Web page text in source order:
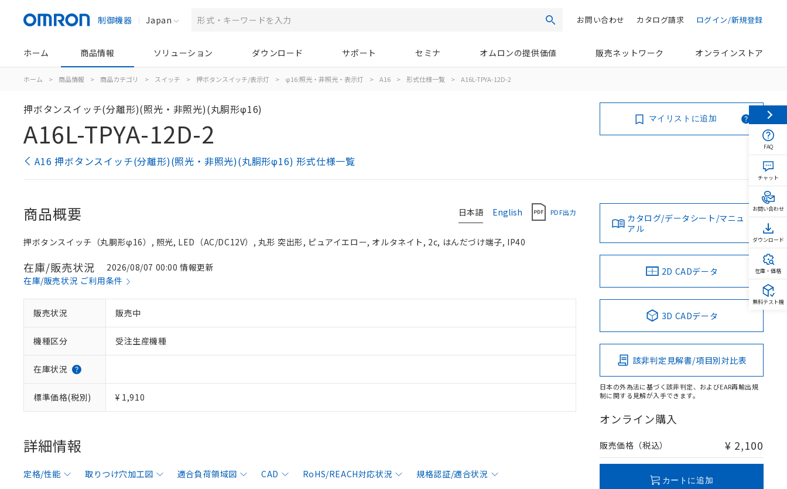
制御機器 Japan 検索 ログイン/新規登録
カタログ請求
お問い合わせ
ホーム 商品情報 ソリューション ダウンロード サポート セミナ オムロンの提供価値 販売ネットワーク オンラインストア
ホーム > 商品情報 > 商品カテゴリ > スイッチ > 押ボタンスイッチ/表示灯 > φ16:照光・非照光・表示灯 > A16 > 形式仕様一覧 > A16L-TPYA-12D-2
押ボタンスイッチ(分離形)(照光・非照光)(丸胴形φ16)
A16L-TPYA-12D-2
A16 押ボタンスイッチ(分離形)(照光・非照光)(丸胴形φ16) 形式仕様一覧
マイリストに追加
日本語 English PDF出力
商品概要
押ボタンスイッチ（丸胴形φ16）, 照光, LED（AC/DC12V）, 丸形 突出形, ピュアイエロー, オルタネイト, 2c, はんだづけ端子, IP40
在庫/販売状況
2026/08/07 00:00 情報更新
在庫/販売状況 ご利用条件
販売状況 販売中
機種区分 受注生産機種
在庫状況
標準価格(税別) ¥ 1,910
詳細情報
定格/性能 取りつけ穴加工図 適合負荷領域図 CAD RoHS/REACH対応状況 規格認証/適合状況
カタログ/データシート/マニュ
アル
2D CADデータ
3D CADデータ
該非判定見解書/項目別対比表
日本の外為法に基づく該非判定、およびEAR再輸出規
制に関する見解が入手できます。
オンライン購入
販売価格（税込） ¥ 2,100
カートに追加
FAQ
チャット
お問い合わせ
ダウンロード
在庫・価格
無料テスト機